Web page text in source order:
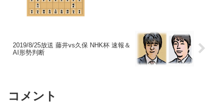
2019/8/25放送 藤井vs久保 NHK杯 速報＆
AI形勢判断
コメント